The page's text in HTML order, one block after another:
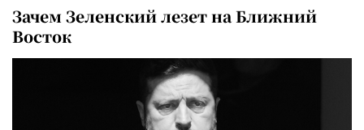
Зачем Зеленский лезет на Ближний
Восток